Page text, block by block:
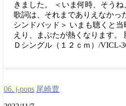
きました。 ＜いま何時、そう
歌詞は、それまでありえなかっ
シンドバッド＞ いまも聴くと
えり、まぶたが熱くなります。
Ｄシングル（１２ｃｍ）/VICL-
06. j-pops 尾崎豊